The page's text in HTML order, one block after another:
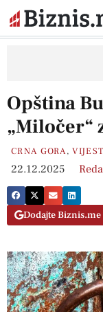
Opština
„Miločer“
CRNA GORA,
22.12.2025
Dodajte